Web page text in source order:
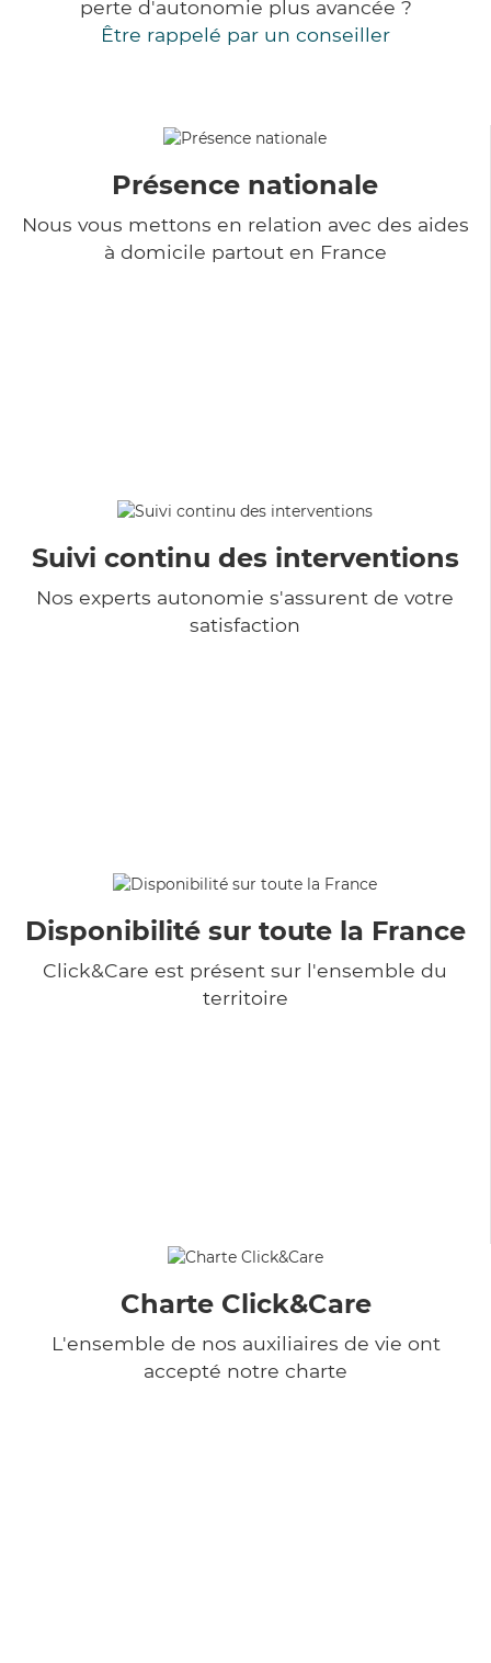
perte d'autonomie plus avancée ?
Être rappelé par un conseiller
Présence nationale
Nous vous mettons en relation avec des aides
à domicile partout en France
Suivi continu des interventions
Nos experts autonomie s'assurent de votre
satisfaction
Disponibilité sur toute la France
Click&Care est présent sur l'ensemble du
territoire
Charte Click&Care
L'ensemble de nos auxiliaires de vie ont
accepté notre charte